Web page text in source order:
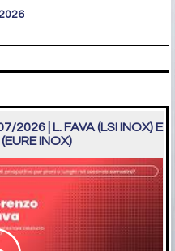
2026 | L. FAVA (LSI INOX) E
INOX)